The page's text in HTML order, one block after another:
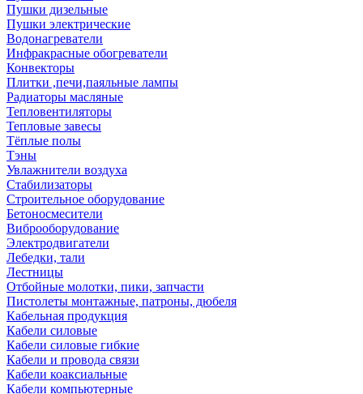
Пушки дизельные
Пушки электрические
Водонагреватели
Инфракрасные обогреватели
Конвекторы
Плитки ,печи,паяльные лампы
Радиаторы масляные
Тепловентиляторы
Тепловые завесы
Тёплые полы
Тэны
Увлажнители воздуха
Стабилизаторы
Строительное оборудование
Бетоносмесители
Виброоборудование
Электродвигатели
Лебедки, тали
Лестницы
Отбойные молотки, пики, запчасти
Пистолеты монтажные, патроны, дюбеля
Кабельная продукция
Кабели силовые
Кабели силовые гибкие
Кабели и провода связи
Кабели коаксиальные
Кабели компьютерные